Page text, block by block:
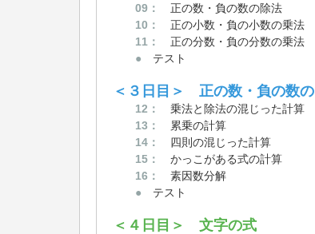
09：
正の数・負の数の除法
10：
正の小数・負の小数の乗法
11：
正の分数・負の分数の乗法
● テスト
＜３日目＞ 正の数・負の数の
12：
乗法と除法の混じった計算
13：
累乗の計算
14：
四則の混じった計算
15：
かっこがある式の計算
16：
素因数分解
● テスト
＜４日目＞ 文字の式